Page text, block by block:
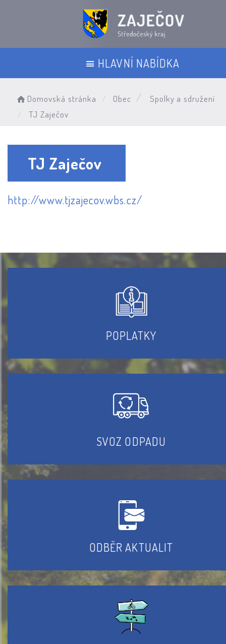
HLAVNÍ NABÍDKA
Domovská stránka Obec
Spolky a sdružení
TJ Zaječov
TJ Zaječov
http://www.tjzajecov.wbs.cz/
POPLATKY
SVOZ ODPADU
ODBĚR AKTUALIT